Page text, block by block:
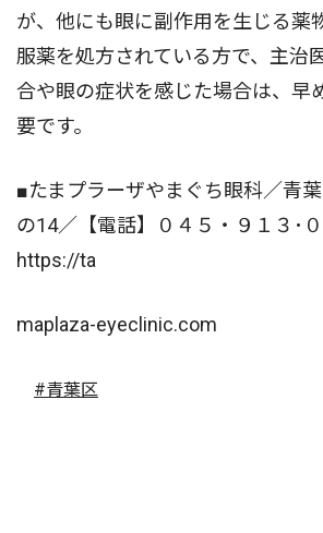
が、他にも眼に副作用を生じる薬
服薬を処方されている方で、主治
合や眼の症状を感じた場合は、早
要です。
■たまプラーザやまぐち眼科／青
の14／【電話】０４５・９１３･
https://ta
maplaza-eyeclinic.com
#青葉区